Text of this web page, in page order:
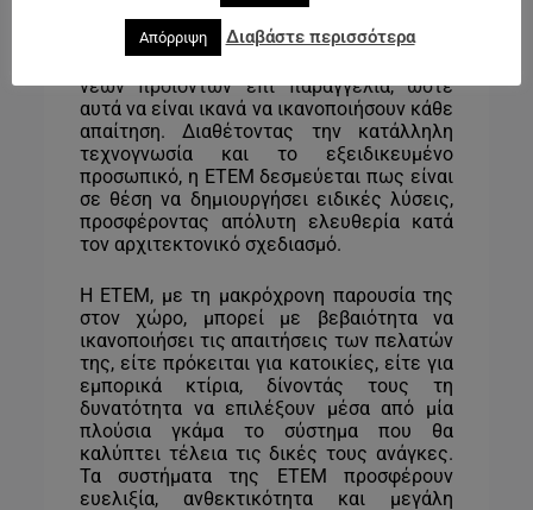
Η ΕΤΕΜ πέρα από την πληθώρα των
συστημάτων και λύσεων που διαθέτει,
προσφέρει τη δυνατότητα ανάπτυξης
νέων προϊόντων επί παραγγελία, ώστε
αυτά να είναι ικανά να ικανοποιήσουν κάθε
απαίτηση. Διαθέτοντας την κατάλληλη
τεχνογνωσία και το εξειδικευμένο
προσωπικό, η ΕΤΕΜ δεσμεύεται πως είναι
σε θέση να δημιουργήσει ειδικές λύσεις,
προσφέροντας απόλυτη ελευθερία κατά
τον αρχιτεκτονικό σχεδιασμό.
Η ETEM, με τη μακρόχρονη παρουσία της
στον χώρο, μπορεί με βεβαιότητα να
ικανοποιήσει τις απαιτήσεις των πελατών
της, είτε πρόκειται για κατοικίες, είτε για
εμπορικά κτίρια, δίνοντάς τους τη
δυνατότητα να επιλέξουν μέσα από μία
πλούσια γκάμα το σύστημα που θα
καλύπτει τέλεια τις δικές τους ανάγκες.
Τα συστήματα της ETEM προσφέρουν
ευελιξία, ανθεκτικότητα και μεγάλη
Απόρριψη Διαβάστε περισσότερα